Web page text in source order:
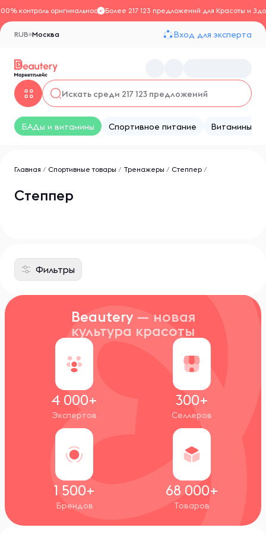
контроль оригинальностиБолее 217 123 предложений для Красоты и
Москва
RUB Вход для эксперта
БАДы и витамины Спортивное питание Витамины
Главная / Спортивные товары / Тренажеры / Степпер /
Степпер
Фильтры
Beautery — новая
культура красоты
4 000+
Экспертов
300+
Селлеров
1 500+
Брендов
68 000+
Товаров